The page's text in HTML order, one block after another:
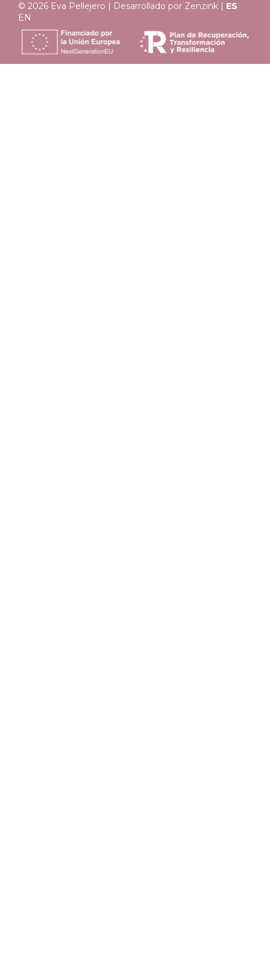
© 2026 Eva Pellejero | Desarrollado por Zenzink | ES
EN